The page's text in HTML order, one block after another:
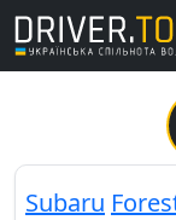
Subaru